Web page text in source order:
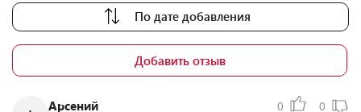
По дате добавления
Добавить отзыв
Арсений 0 0